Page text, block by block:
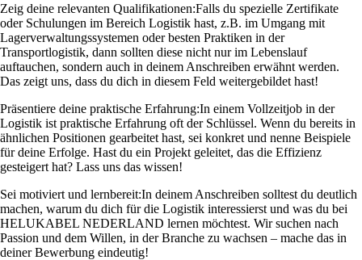
Zeig deine relevanten Qualifikationen:Falls du spezielle Zertifikate
oder Schulungen im Bereich Logistik hast, z.B. im Umgang mit
Lagerverwaltungssystemen oder besten Praktiken in der
Transportlogistik, dann sollten diese nicht nur im Lebenslauf
auftauchen, sondern auch in deinem Anschreiben erwähnt werden.
Das zeigt uns, dass du dich in diesem Feld weitergebildet hast!
Präsentiere deine praktische Erfahrung:In einem Vollzeitjob in der
Logistik ist praktische Erfahrung oft der Schlüssel. Wenn du bereits in
ähnlichen Positionen gearbeitet hast, sei konkret und nenne Beispiele
für deine Erfolge. Hast du ein Projekt geleitet, das die Effizienz
gesteigert hat? Lass uns das wissen!
Sei motiviert und lernbereit:In deinem Anschreiben solltest du deutlich
machen, warum du dich für die Logistik interessierst und was du bei
HELUKABEL NEDERLAND lernen möchtest. Wir suchen nach
Passion und dem Willen, in der Branche zu wachsen – mache das in
deiner Bewerbung eindeutig!